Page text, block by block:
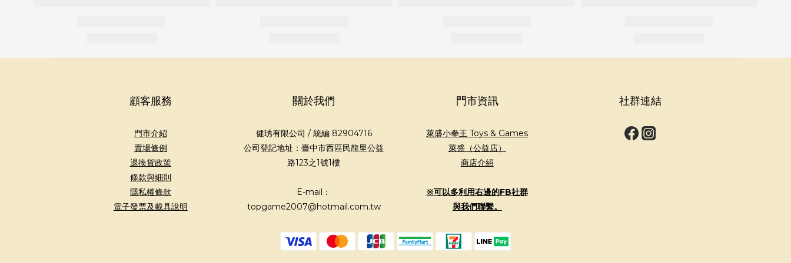
顧客服務
門市介紹
賣場條例
退換貨政策
條款與細則
隱私權條款
電子發票及載具說明
關於我們
健琇有限公司 / 統編 82904716
公司登記地址：臺中市西區民龍里公益
路123之1號1樓
E-mail：
topgame2007@hotmail.com.tw
門市資訊
萊盛小拳王 Toys & Games
萊盛（公益店）
商店介紹
※可以多利用右邊的FB社群
與我們聯繫。
社群連結